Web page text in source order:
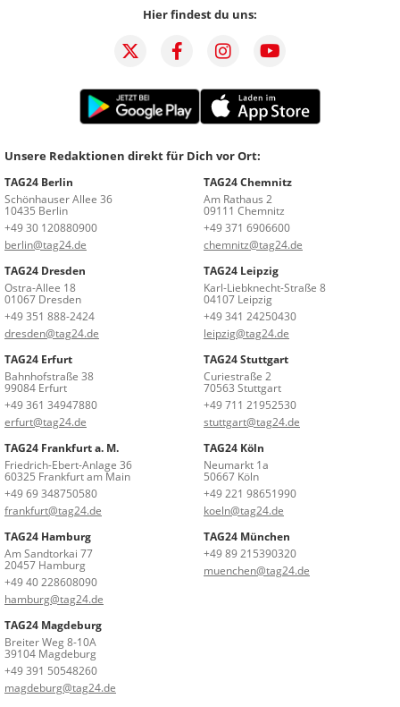
Hier findest du uns:
Unsere Redaktionen direkt für Dich vor Ort:
TAG24 Berlin
Schönhauser Allee 36
10435 Berlin
+49 30 120880900
berlin@tag24.de
TAG24 Chemnitz
Am Rathaus 2
09111 Chemnitz
+49 371 6906600
chemnitz@tag24.de
TAG24 Dresden
Ostra-Allee 18
01067 Dresden
+49 351 888-2424
dresden@tag24.de
TAG24 Leipzig
Karl-Liebknecht-Straße 8
04107 Leipzig
+49 341 24250430
leipzig@tag24.de
TAG24 Erfurt
Bahnhofstraße 38
99084 Erfurt
+49 361 34947880
erfurt@tag24.de
TAG24 Stuttgart
Curiestraße 2
70563 Stuttgart
+49 711 21952530
stuttgart@tag24.de
TAG24 Frankfurt a. M.
Friedrich-Ebert-Anlage 36
60325 Frankfurt am Main
+49 69 348750580
frankfurt@tag24.de
TAG24 Köln
Neumarkt 1a
50667 Köln
+49 221 98651990
koeln@tag24.de
TAG24 Hamburg
Am Sandtorkai 77
20457 Hamburg
+49 40 228608090
hamburg@tag24.de
TAG24 München
+49 89 215390320
muenchen@tag24.de
TAG24 Magdeburg
Breiter Weg 8-10A
39104 Magdeburg
+49 391 50548260
magdeburg@tag24.de